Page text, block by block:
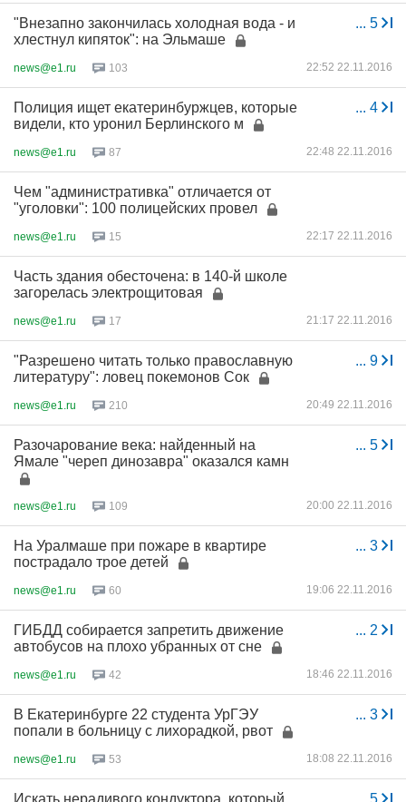
... 5
"Внезапно закончилась холодная вода - и
хлестнул кипяток": на Эльмаше
news@e1.ru 103 22:52 22.11.2016
... 4
Полиция ищет екатеринбуржцев, которые
видели, кто уронил Берлинского м
news@e1.ru 87 22:48 22.11.2016
Чем "административка" отличается от
"уголовки": 100 полицейских провел
news@e1.ru 15 22:17 22.11.2016
Часть здания обесточена: в 140-й школе
загорелась электрощитовая
news@e1.ru 17 21:17 22.11.2016
... 9
"Разрешено читать только православную
литературу": ловец покемонов Сок
news@e1.ru 210 20:49 22.11.2016
... 5
Разочарование века: найденный на
Ямале "череп динозавра" оказался камн
news@e1.ru 109 20:00 22.11.2016
... 3
На Уралмаше при пожаре в квартире
пострадало трое детей
news@e1.ru 60 19:06 22.11.2016
... 2
ГИБДД собирается запретить движение
автобусов на плохо убранных от сне
news@e1.ru 42 18:46 22.11.2016
... 3
В Екатеринбурге 22 студента УрГЭУ
попали в больницу с лихорадкой, рвот
news@e1.ru 53 18:08 22.11.2016
5
Искать нерадивого кондуктора, который